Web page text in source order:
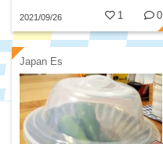
のエコバックに衣替えします🍁
2021/09/26 1 0
Japan Es